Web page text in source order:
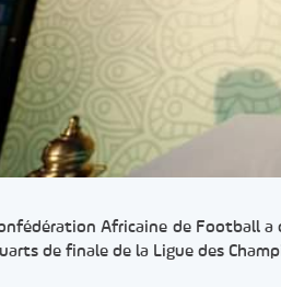
Africaine de Football a
de finale de la Ligue des